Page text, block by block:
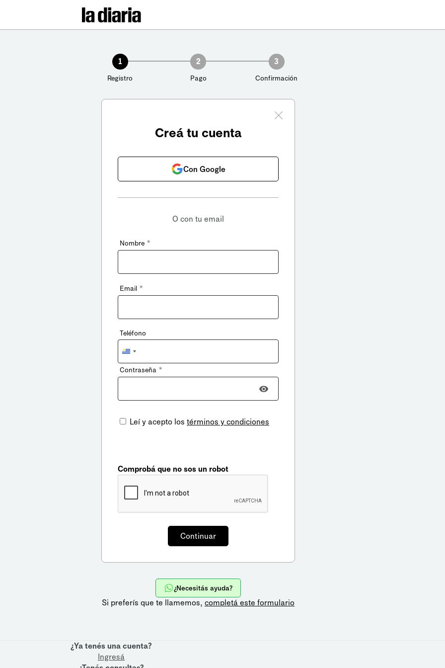
1
Registro
2
Pago
3
Confirmación
Creá tu cuenta
Con Google
O con tu email
Nombre *
Email *
Teléfono
Uruguay
+598
Contraseña *
Leí y acepto los términos y condiciones
Comprobá que no sos un robot
¿Necesitás ayuda?
Si preferís que te llamemos, completá este formulario
¿Ya tenés una cuenta?
Ingresá